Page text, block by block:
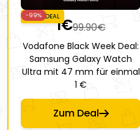
MEGA DEAL
-99% 1€99.90€
Vodafone Black Week Deal:
Samsung Galaxy Watch
Ultra mit 47 mm für einmal
1 €
Zum Deal